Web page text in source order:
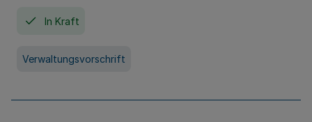
In Kraft
Verwaltungsvorschrift